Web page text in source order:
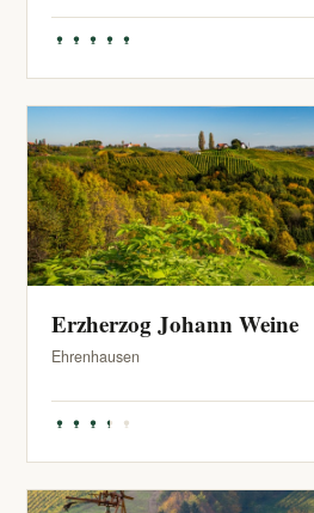
Erzherzog Johann Weine
Ehrenhausen